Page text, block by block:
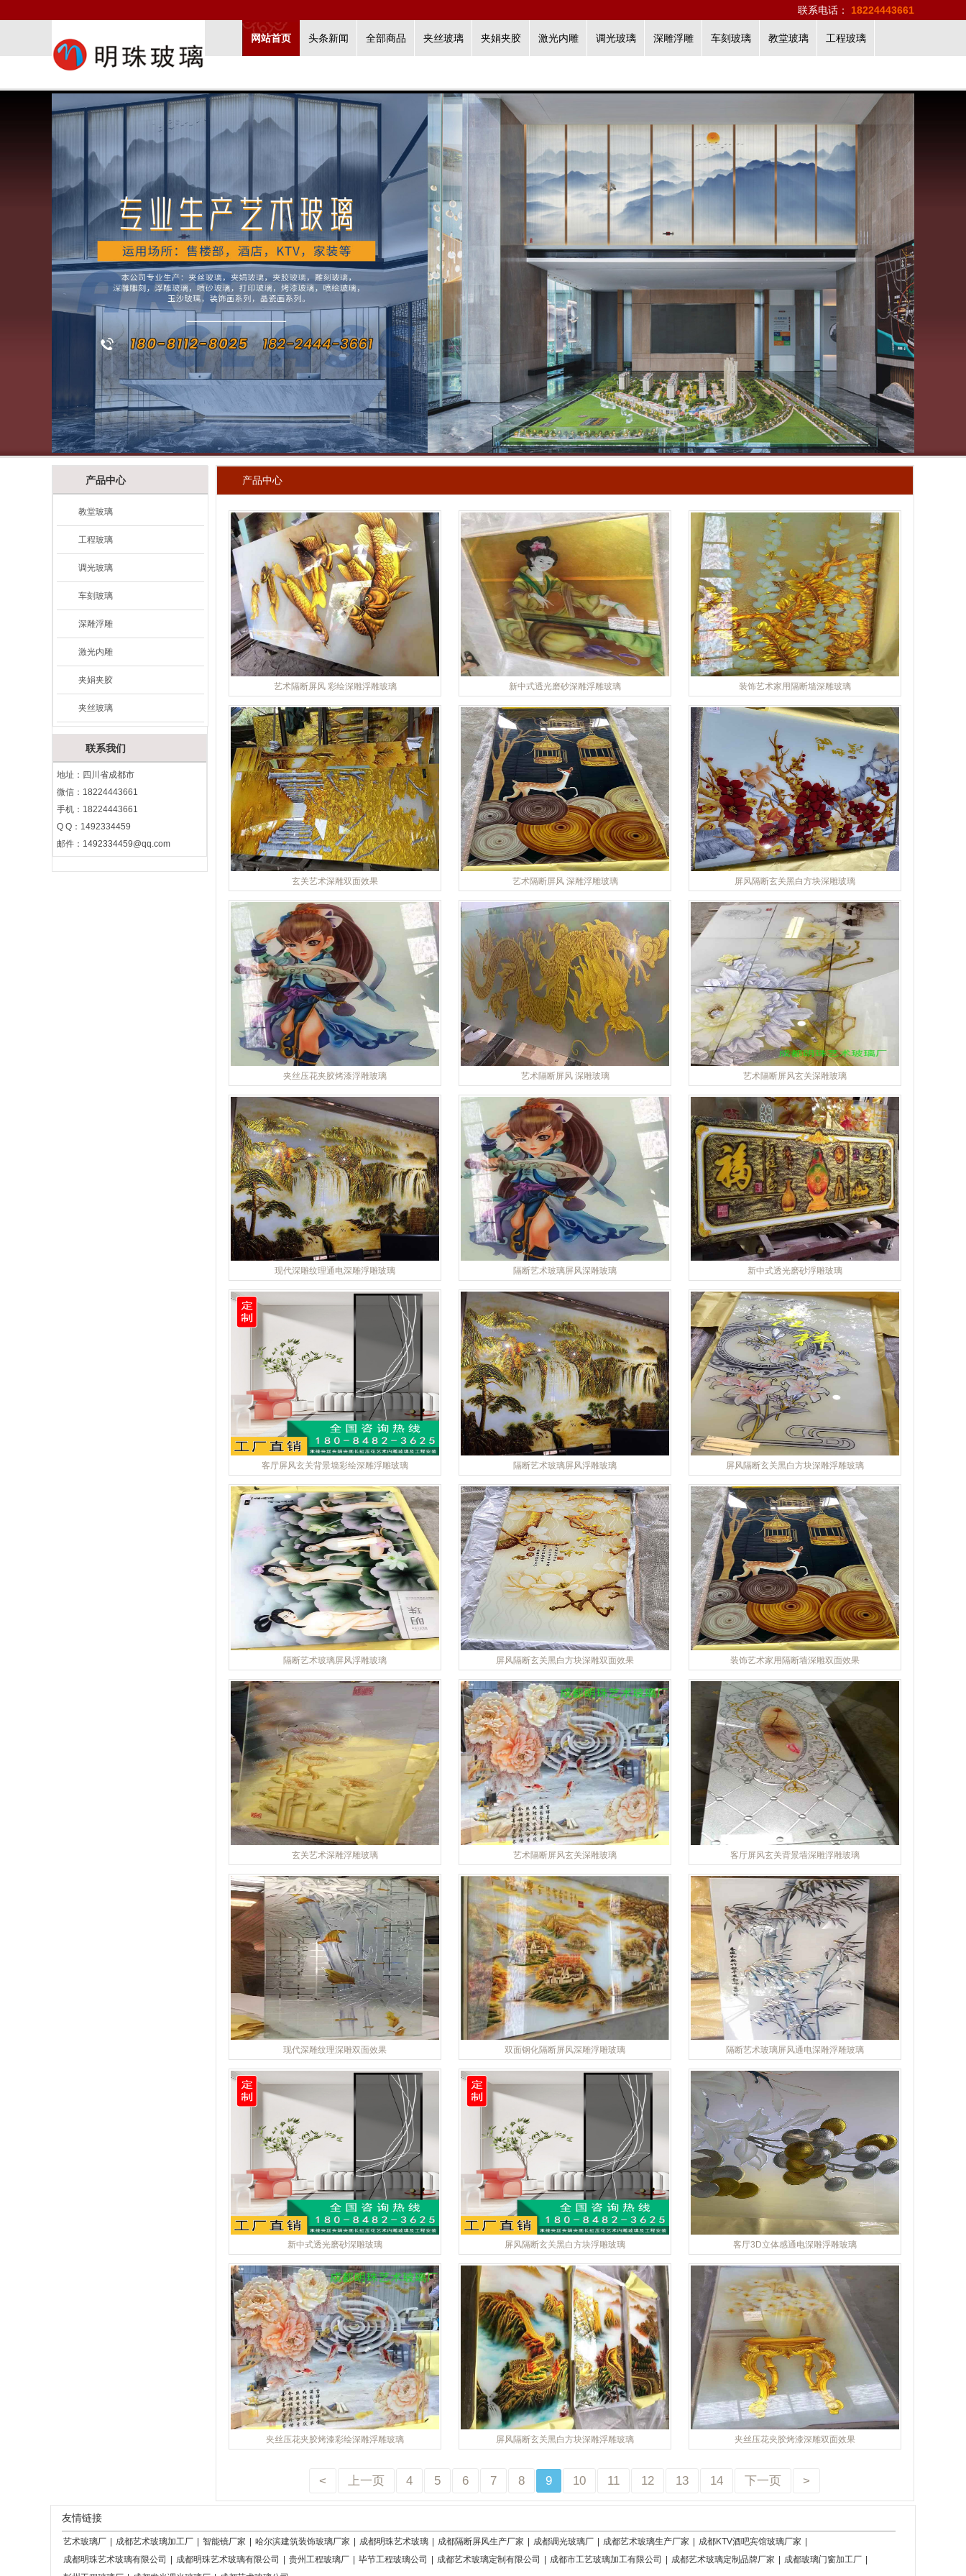
联系电话： 18224443661
网站首页 头条新闻 全部商品 夹丝玻璃 夹娟夹胶 激光内雕 调光玻璃 深雕浮雕 车刻玻璃 教堂玻璃 工程玻璃
产品中心
教堂玻璃
工程玻璃
调光玻璃
车刻玻璃
深雕浮雕
激光内雕
夹娟夹胶
夹丝玻璃
联系我们
地址：四川省成都市
微信：18224443661
手机：18224443661
Q Q：1492334459
邮件： 1492334459@qq.com
产品中心
艺术隔断屏风 彩绘深雕浮雕玻璃 新中式透光磨砂深雕浮雕玻璃 装饰艺术家用隔断墙深雕玻璃
玄关艺术深雕双面效果 艺术隔断屏风 深雕浮雕玻璃 屏风隔断玄关黑白方块深雕玻璃
夹丝压花夹胶烤漆浮雕玻璃 艺术隔断屏风 深雕玻璃 艺术隔断屏风玄关深雕玻璃
现代深雕纹理通电深雕浮雕玻璃 隔断艺术玻璃屏风深雕玻璃 新中式透光磨砂浮雕玻璃
客厅屏风玄关背景墙彩绘深雕浮雕玻璃 隔断艺术玻璃屏风浮雕玻璃 屏风隔断玄关黑白方块深雕浮雕玻璃
隔断艺术玻璃屏风浮雕玻璃 屏风隔断玄关黑白方块深雕双面效果 装饰艺术家用隔断墙深雕双面效果
玄关艺术深雕浮雕玻璃 艺术隔断屏风玄关深雕玻璃 客厅屏风玄关背景墙深雕浮雕玻璃
现代深雕纹理深雕双面效果 双面钢化隔断屏风深雕浮雕玻璃 隔断艺术玻璃屏风通电深雕浮雕玻璃
新中式透光磨砂深雕玻璃 屏风隔断玄关黑白方块浮雕玻璃 客厅3D立体感通电深雕浮雕玻璃
夹丝压花夹胶烤漆彩绘深雕浮雕玻璃 屏风隔断玄关黑白方块深雕浮雕玻璃 夹丝压花夹胶烤漆深雕双面效果
< 上一页 4 5 6 7 8 9 10 11 12 13 14 下一页 >
友情链接
艺术玻璃厂 成都艺术玻璃加工厂 智能镜厂家 哈尔滨建筑装饰玻璃厂家 成都明珠艺术玻璃 成都隔断屏风生产厂家 成都调光玻璃厂 成都艺术玻璃生产厂家 成都KTV酒吧宾馆玻璃厂家
成都明珠艺术玻璃有限公司
成都明珠艺术玻璃有限公司 贵州工程玻璃厂 毕节工程玻璃公司 成都艺术玻璃定制有限公司 成都市工艺玻璃加工有限公司 成都艺术玻璃定制品牌厂家 成都玻璃门窗加工厂